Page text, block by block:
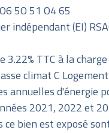
5O 51 O4 65
indépendant (EI)
3.22% TTC à la
climat C
annuelles d'énergie
2021, 2022 et
ce bien est exposé